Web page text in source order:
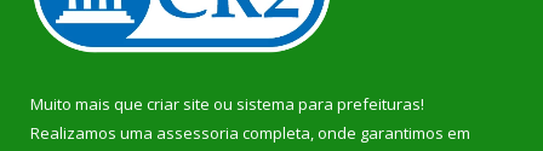
Muito mais que criar site ou sistema para prefeituras!
Realizamos uma assessoria completa, onde garantimos em